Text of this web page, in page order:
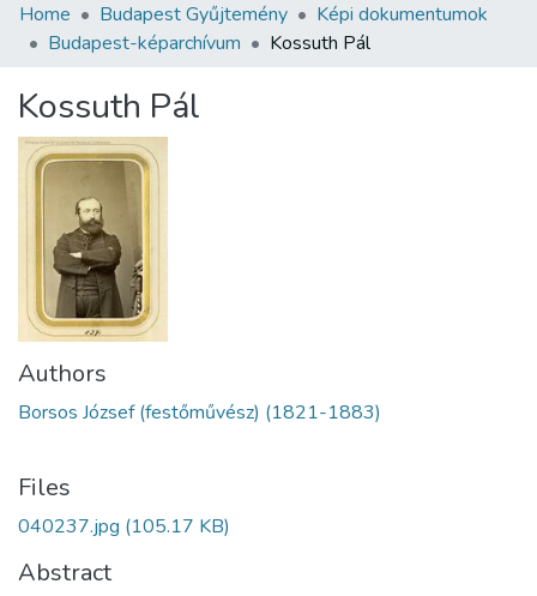
Communities & Collections
Statistics
About us
Home Budapest Gyűjtemény
Képi dokumentumok
Budapest-képarchívum
Kossuth Pál
Kossuth Pál
Authors
Borsos József (festőművész) (1821-1883)
Files
040237.jpg (105.17 KB)
Abstract